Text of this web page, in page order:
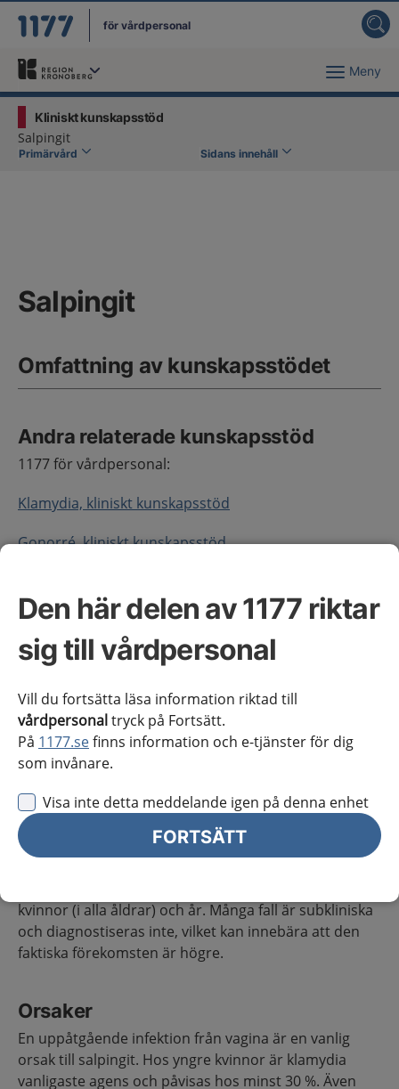
Den här delen av 1177 riktar
sig till vårdpersonal
Vill du fortsätta läsa information riktad till
vårdpersonaltryck på Fortsätt.
På 1177.sefinns information och e-tjänster för dig
som invånare.
Visa inte detta meddelande igen på denna enhet
FORTSÄTT
för vårdpersonal
Du har valt region Meny
Kliniskt kunskapsstöd
Salpingit
Primärvård Sidans innehåll
Salpingit
Omfattning av kunskapsstödet
Andra relaterade kunskapsstöd
1177 för vårdpersonal:
Klamydia, kliniskt kunskapsstöd
Gonorré, kliniskt kunskapsstöd
Om hälsotillståndet
Definition
Salpingit (äggledarinflammation) är en form av
bäckeninflammation (PID - Pelvic Inflammatory
äggledarna.
Förekomst
kvinnor (i alla åldrar) och år. Många fall är subkliniska
och diagnostiseras inte, vilket kan innebära att den
faktiska förekomsten är högre.
Orsaker
En uppåtgående infektion från vagina är en vanlig
orsak till salpingit. Hos yngre kvinnor är klamydia
vanligaste agens och påvisas hos minst 30 %. Även